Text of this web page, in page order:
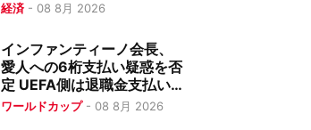
経済 - 08 8月 2026
インファンティーノ会長、
愛人への6桁支払い疑惑を否
定 UEFA側は退職金支払い
認める
ワールドカップ- 08 8月 2026